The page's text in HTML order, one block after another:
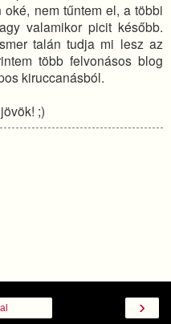
nem tűntem el, a többi
valamikor picit később.
talán tudja mi lesz az
több felvonásos blog
kiruccanásból.
;)
›